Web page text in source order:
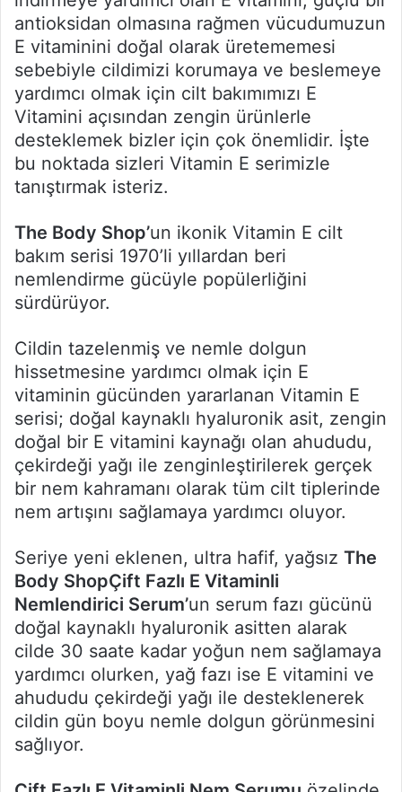
antioksidan olmasına rağmen vücudumuzun
E vitaminini doğal olarak üretememesi
sebebiyle cildimizi korumaya ve beslemeye
yardımcı olmak için cilt bakımımızı E
Vitamini açısından zengin ürünlerle
desteklemek bizler için çok önemlidir. İşte
bu noktada sizleri Vitamin E serimizle
tanıştırmak isteriz.
The Body Shop’un ikonik Vitamin E cilt
bakım serisi 1970’li yıllardan beri
nemlendirme gücüyle popülerliğini
sürdürüyor.
Cildin tazelenmiş ve nemle dolgun
hissetmesine yardımcı olmak için E
vitaminin gücünden yararlanan Vitamin E
serisi; doğal kaynaklı hyaluronik asit, zengin
doğal bir E vitamini kaynağı olan ahududu,
çekirdeği yağı ile zenginleştirilerek gerçek
bir nem kahramanı olarak tüm cilt tiplerinde
nem artışını sağlamaya yardımcı oluyor.
Seriye yeni eklenen, ultra hafif, yağsız The
Body ShopÇift Fazlı E Vitaminli
Nemlendirici Serum’un serum fazı gücünü
doğal kaynaklı hyaluronik asitten alarak
cilde 30 saate kadar yoğun nem sağlamaya
yardımcı olurken, yağ fazı ise E vitamini ve
ahududu çekirdeği yağı ile desteklenerek
cildin gün boyu nemle dolgun görünmesini
sağlıyor.